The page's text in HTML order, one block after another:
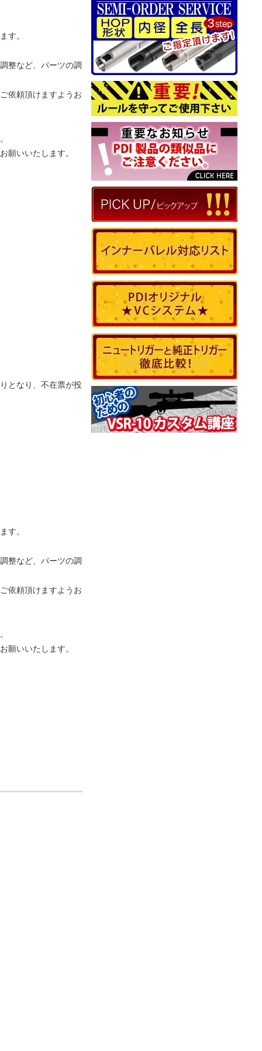
す。
整など、パーツの調
依頼頂けますようお
願いいたします。
となり、不在票が投
す。
整など、パーツの調
依頼頂けますようお
願いいたします。